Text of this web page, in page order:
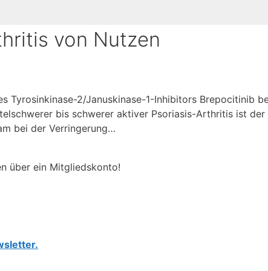
von Nutzen
Tyrosinkinase-2/Januskinase-1-Inhibitors Brepocitinib
bis schwerer aktiver Psoriasis-Arthritis ist der
bei der Verringerung…
über ein Mitgliedskonto!